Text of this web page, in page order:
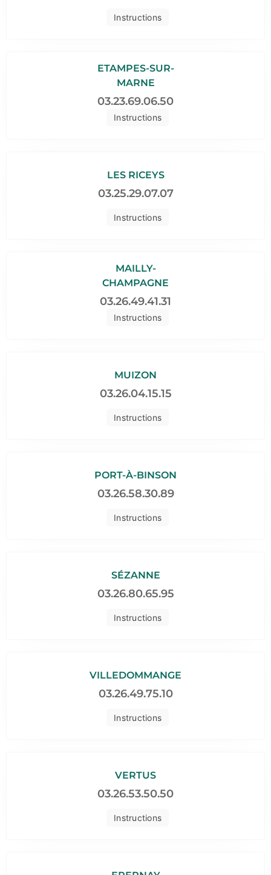
Instructions
Instructions
ETAMPES-SUR-
MARNE
03.23.69.06.50
Instructions
LES RICEYS
03.25.29.07.07
Instructions
MAILLY-
CHAMPAGNE
03.26.49.41.31
Instructions
MUIZON
03.26.04.15.15
Instructions
PORT-À-BINSON
03.26.58.30.89
Instructions
SÉZANNE
03.26.80.65.95
Instructions
VILLEDOMMANGE
03.26.49.75.10
Instructions
VERTUS
03.26.53.50.50